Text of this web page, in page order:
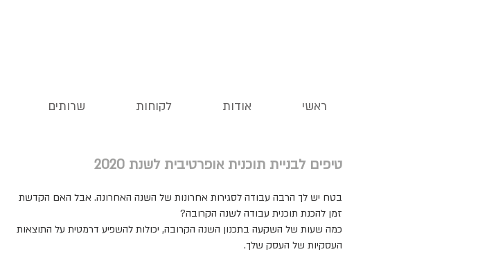
שרותים לקוחות אודות ראשי
טיפים לבניית תוכנית אופרטיבית לשנת 2020
בטח יש לך הרבה עבודה לסגירות אחרונות של השנה האחרונה. אבל האם הקדשת
זמן להכנת תוכנית עבודה לשנה הקרובה?
כמה שעות של השקעה בתכנון השנה הקרובה, יכולות להשפיע דרמטית על התוצאות
העסקיות של העסק שלך.